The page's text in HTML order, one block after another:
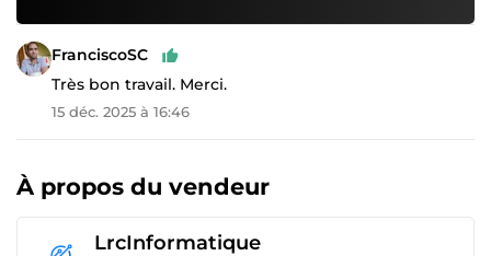
FranciscoSC
Très bon travail. Merci.
15 déc. 2025 à 16:46
À propos du vendeur
LrcInformatique